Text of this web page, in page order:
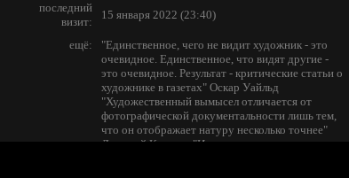
последний
визит:
15 января 2022 (23:40)
ещё:
"Единственное, чего не видит художник - это
очевидное. Единственное, что видят другие -
это очевидное. Результат - критические статьи о
художнике в газетах" Оскар Уайльд
"Художественный вымысел отличается от
фотографической документальности лишь тем,
что он отображает натуру несколько точнее"
Дмитрий Киселев "Истина не устанавливается